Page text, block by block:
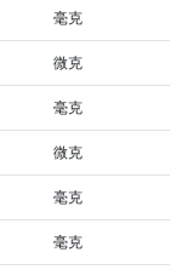
毫克
微克
毫克
微克
毫克
毫克